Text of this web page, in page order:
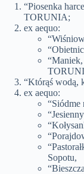
“Piosenka
TORUNIA;
ex aequo:
“Którąś wodą,
ex aequo:
Sopotu,